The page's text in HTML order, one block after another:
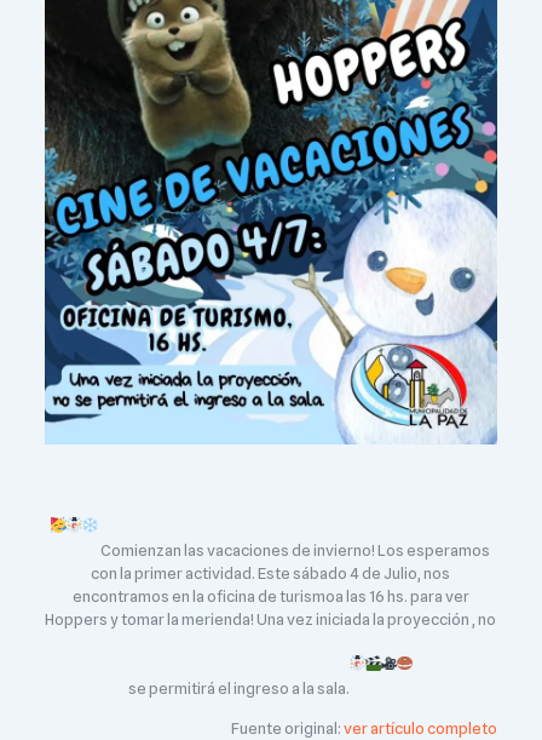
Comienzan las vacaciones de invierno! Los esperamos
con la primer actividad. Este sábado 4 de Julio, nos
encontramos en la oficina de turismoa las 16 hs. para ver
Hoppers y tomar la merienda! Una vez iniciada la proyección , no
se permitirá el ingreso a la sala.
Fuente original:ver artículo completo